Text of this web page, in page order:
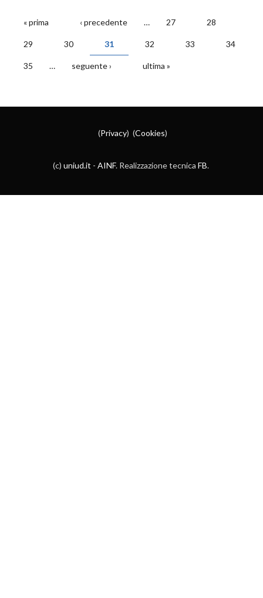
PAGINE
« prima ‹ precedente … 27 28
29 30 31 32 33 34
35 … seguente › ultima »
(Privacy) (Cookies)
(c) uniud.it - AINF. Realizzazione tecnica FB.